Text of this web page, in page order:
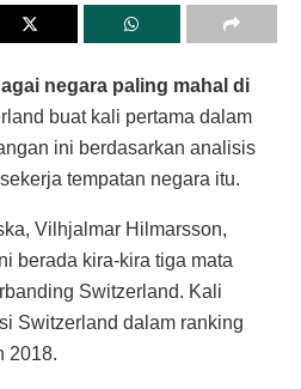
negara paling mahal di
buat kali pertama dalam
ini berdasarkan analisis
tempatan negara itu.
Vilhjalmar Hilmarsson,
berada kira-kira tiga mata
Switzerland. Kali
Switzerland dalam ranking
2018.